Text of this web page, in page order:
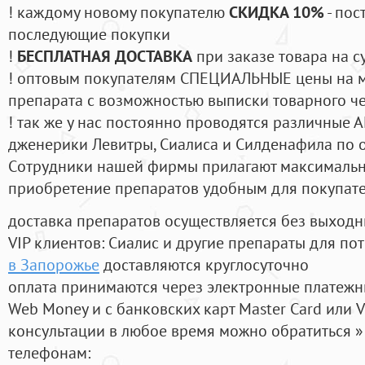
! каждому новому покупателюСКИДКА 10%-
последующие покупки
! БЕСПЛАТНАЯ ДОСТАВКА при заказе товара на
! оптовым покупателям СПЕЦИАЛЬНЫЕ цены на
препарата с возможностью выписки товарного
! так же у нас постоянно проводятся
дженерики Левитры, Сиалиса и Силденафила по
Cотрудники нашей фирмы прилагают
приобретение препаратов удобным для
доставка препаратов осуществляется без
VIP клиентов: Сиалис и другие препараты для
в Запорожьедоставляются круглосуточно
оплата принимаются через электронные
Web Money и с банковских карт Master Card или
консультации в любое время можно обратиться
телефонам: